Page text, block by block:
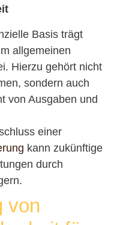
Basis trägt
allgemeinen
Hierzu gehört nicht
sondern auch
von Ausgaben und
einer
kann zukünftige
durch
von